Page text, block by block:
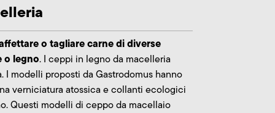
o tagliare carne di diverse
o legno. I ceppi in legno da macelleria
modelli proposti da Gastrodomus hanno
verniciatura atossica e collanti ecologici
Questi modelli di ceppo da macellaio